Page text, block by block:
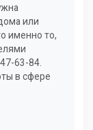
или
именно то,
63-84.
в сфере